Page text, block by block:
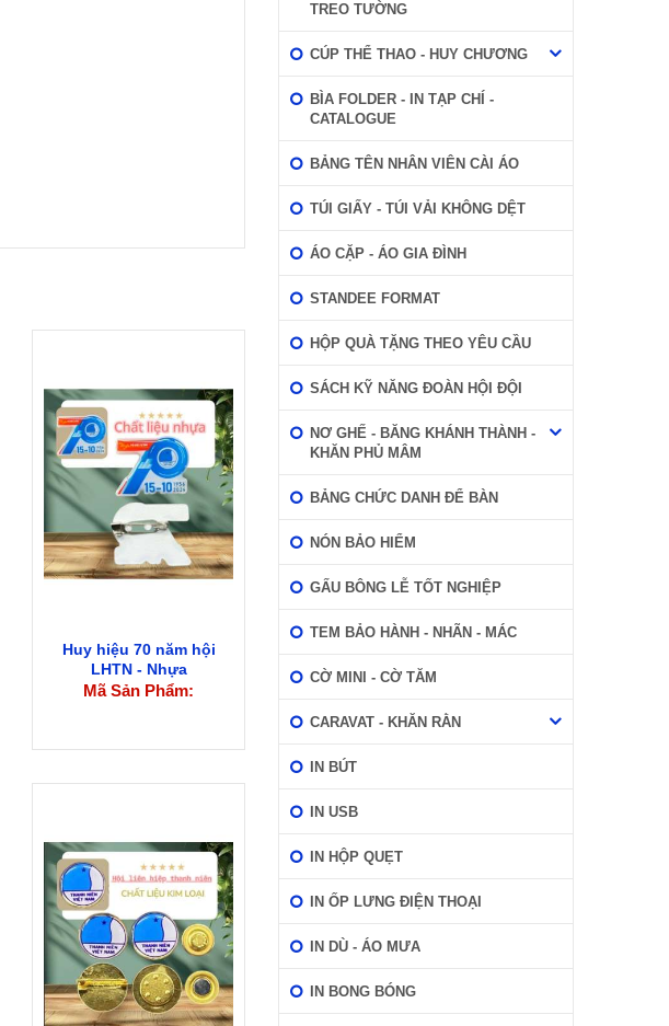
Huy hiệu 70 năm hội
LHTN - Nhựa
Mã Sản Phẩm:
TREO TƯỜNG
CÚP THỂ THAO - HUY CHƯƠNG
BÌA FOLDER - IN TẠP CHÍ -
CATALOGUE
BẢNG TÊN NHÂN VIÊN CÀI ÁO
TÚI GIẤY - TÚI VẢI KHÔNG DỆT
ÁO CẶP - ÁO GIA ĐÌNH
STANDEE FORMAT
HỘP QUÀ TẶNG THEO YÊU CẦU
SÁCH KỸ NĂNG ĐOÀN HỘI ĐỘI
NƠ GHẾ - BĂNG KHÁNH THÀNH -
KHĂN PHỦ MÂM
BẢNG CHỨC DANH ĐỂ BÀN
NÓN BẢO HIỂM
GẤU BÔNG LỄ TỐT NGHIỆP
TEM BẢO HÀNH - NHÃN - MÁC
CỜ MINI - CỜ TĂM
CARAVAT - KHĂN RẰN
IN BÚT
IN USB
IN HỘP QUẸT
IN ỐP LƯNG ĐIỆN THOẠI
IN DÙ - ÁO MƯA
IN BONG BÓNG